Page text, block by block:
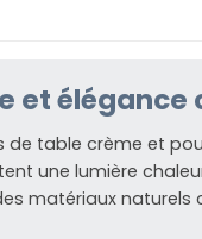
et élégance
de table crème et
une lumière
matériaux